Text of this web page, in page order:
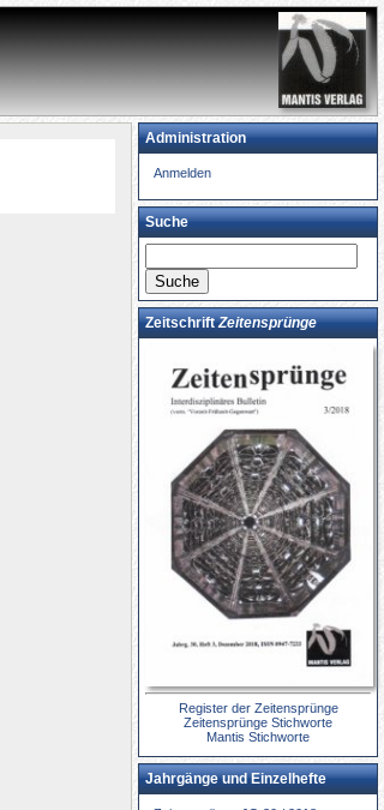
Administration
Anmelden
Suche
ZeitschriftZeitensprünge
Register der Zeitensprünge
Zeitensprünge Stichworte
Mantis Stichworte
Jahrgänge und Einzelhefte